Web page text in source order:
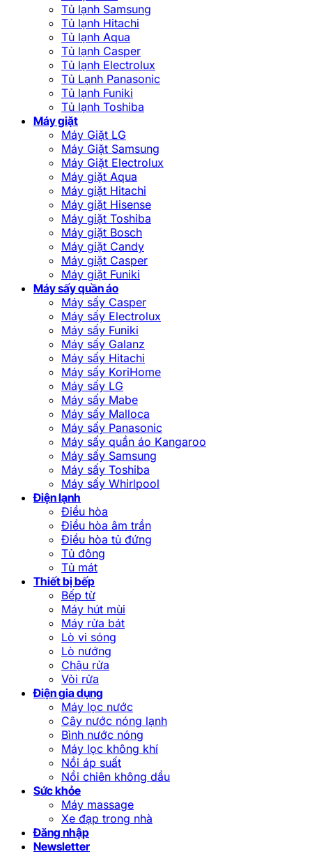
Tủ lạnh Samsung
Tủ lạnh Hitachi
Tủ lạnh Aqua
Tủ lạnh Casper
Tủ lạnh Electrolux
Tủ Lạnh Panasonic
Tủ lạnh Funiki
Tủ lạnh Toshiba
Máy giặt
Máy Giặt LG
Máy Giặt Samsung
Máy Giặt Electrolux
Máy giặt Aqua
Máy giặt Hitachi
Máy giặt Hisense
Máy giặt Toshiba
Máy giặt Bosch
Máy giặt Candy
Máy giặt Casper
Máy giặt Funiki
Máy sấy quần áo
Máy sấy Casper
Máy sấy Electrolux
Máy sấy Funiki
Máy sấy Galanz
Máy sấy Hitachi
Máy sấy KoriHome
Máy sấy LG
Máy sấy Mabe
Máy sấy Malloca
Máy sấy Panasonic
Máy sấy quần áo Kangaroo
Máy sấy Samsung
Máy sấy Toshiba
Máy sấy Whirlpool
Điện lạnh
Điều hòa
Điều hòa âm trần
Điều hòa tủ đứng
Tủ đông
Tủ mát
Thiết bị bếp
Bếp từ
Máy hút mùi
Máy rửa bát
Lò vi sóng
Lò nướng
Chậu rửa
Vòi rửa
Điện gia dụng
Máy lọc nước
Cây nước nóng lạnh
Bình nước nóng
Máy lọc không khí
Nồi áp suất
Nồi chiên không dầu
Sức khỏe
Máy massage
Xe đạp trong nhà
Đăng nhập
Newsletter